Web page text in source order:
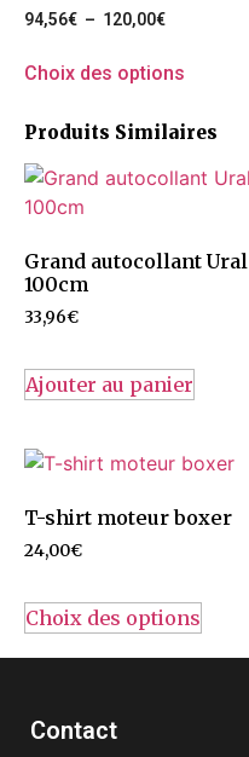
94,56€ – 120,00€
Choix des options
Produits Similaires
Grand autocollant Ural
100cm
33,96€
Ajouter au panier
T-shirt moteur boxer
24,00€
Choix des options
Contact